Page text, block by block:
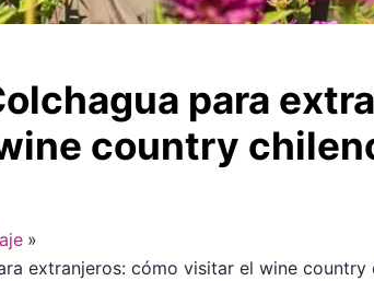
para
country
extranjeros: cómo visitar el wine country